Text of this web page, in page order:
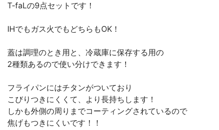
T-faLの9点セットです！
IHでもガス火でもどちらもOK！
蓋は調理のとき用と、冷蔵庫に保存する用の
2種類あるので使い分けできます！
フライパンにはチタンがついており
こびりつきにくくて、より長持ちします！
しかも外側の周りまでコーティングされているので
焦げもつきにくいです！！